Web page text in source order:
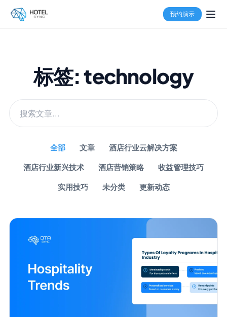
预约演示
标签: technology
全部 文章 酒店行业云解决方案
酒店行业新兴技术 酒店营销策略 收益管理技巧
实用技巧 未分类 更新动态